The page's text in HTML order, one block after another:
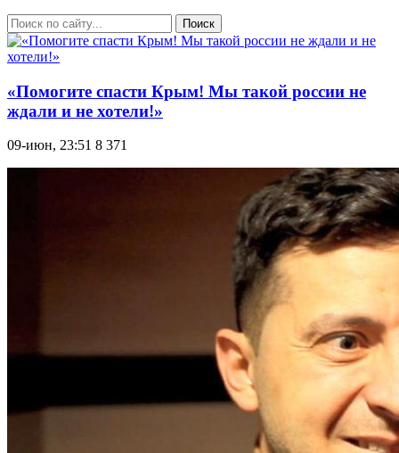
Поиск
«Помогите спасти Крым! Мы такой россии не
ждали и не хотели!»
09-июн, 23:51 8 371